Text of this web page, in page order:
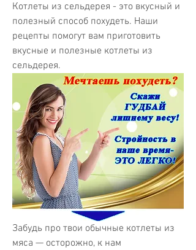
Котлеты из сельдерея - это вкусный и
полезный способ похудеть. Наши
рецепты помогут вам приготовить
вкусные и полезные котлеты из
сельдерея.
Забудь про твои обычные котлеты из
мяса — осторожно, к нам